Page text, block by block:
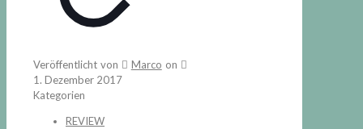
Veröffentlicht von Marco on
1. Dezember 2017
Kategorien
REVIEW